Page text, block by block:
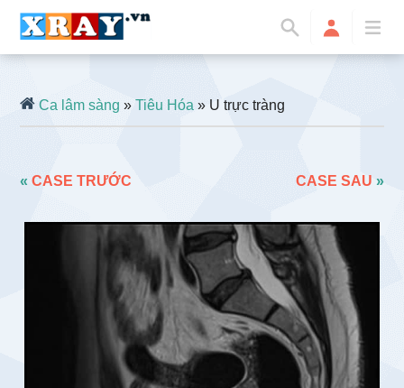
Ca lâm sàng »Tiêu Hóa » U trực tràng
«CASE TRƯỚC CASE SAU »